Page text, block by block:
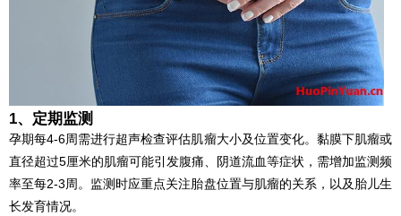
1、定期监测
孕期每4-6周需进行超声检查评估肌瘤大小及位置变化。黏膜下肌瘤或
直径超过5厘米的肌瘤可能引发腹痛、阴道流血等症状，需增加监测频
率至每2-3周。监测时应重点关注胎盘位置与肌瘤的关系，以及胎儿生
长发育情况。